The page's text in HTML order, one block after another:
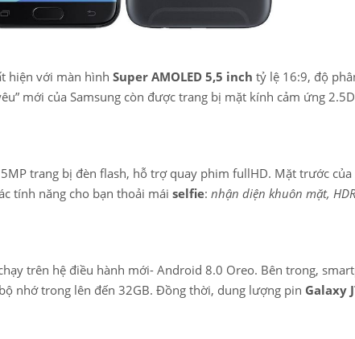
hiện với màn hình Super AMOLED 5,5 inch tỷ lệ 16:9, độ
mới của Samsung còn được trang bị mặt kính cảm ứng
trang bị đèn flash, hỗ trợ quay phim fullHD. Mặt trước
tính năng cho bạn thoải mái selfie: nhận diện khuôn mặt,
trên hệ điều hành mới- Android 8.0 Oreo. Bên trong,
nhớ trong lên đến 32GB. Đồng thời, dung lượng pin Galaxy